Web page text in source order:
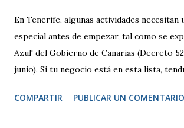
En Tenerife, algunas actividades necesitan
especial antes de empezar, tal como se
Azul' del Gobierno de Canarias (Decreto
junio). Si tu negocio está en esta lista,
específica. Por otro lado, hay otras
COMPARTIR PUBLICAR UN COMENTARIO